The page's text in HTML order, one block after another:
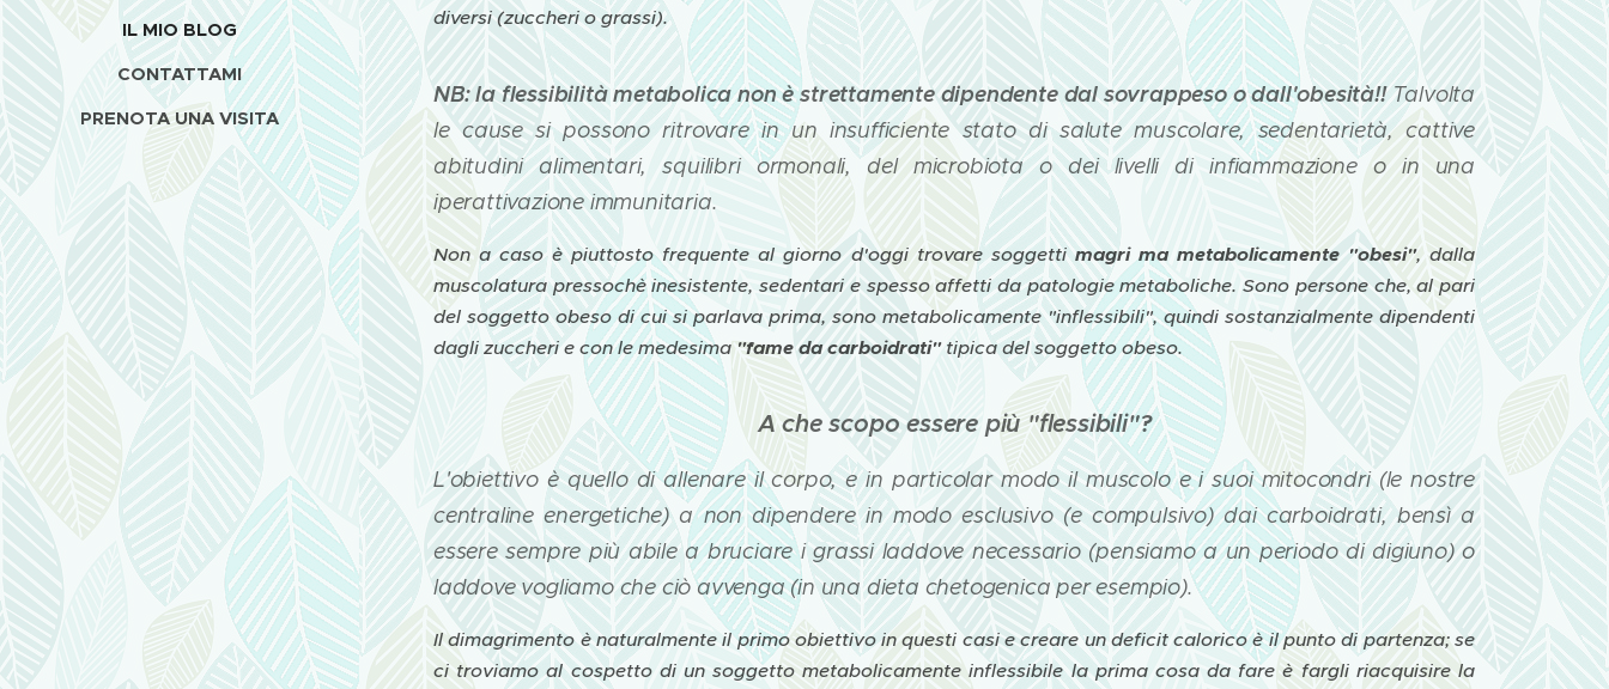
IL MIO BLOG
CONTATTAMI
PRENOTA UNA VISITA
diversi (zuccheri o grassi).
NB: la flessibilità metabolica non è strettamente dipendente dal sovrappeso o dall'obesità!!Talvolta
le cause si possono ritrovare in un insufficiente stato di salute muscolare, sedentarietà, cattive
abitudini alimentari, squilibri ormonali, del microbiota o dei livelli di infiammazione o in una
iperattivazione immunitaria.
Non a caso è piuttosto frequente al giorno d'oggi trovare soggettimagri ma metabolicamente "obesi", dalla
muscolatura pressochè inesistente, sedentari e spesso affetti da patologie metaboliche. Sono persone che, al pari
del soggetto obeso di cui si parlava prima, sono metabolicamente "inflessibili", quindi sostanzialmente dipendenti
dagli zuccheri e con le medesima"fame da carboidrati"tipica del soggetto obeso.
A che scopo essere più "flessibili"?
L'obiettivo è quello di allenare il corpo, e in particolar modo il muscolo e i suoi mitocondri (le nostre
centraline energetiche) a non dipendere in modo esclusivo (e compulsivo) dai carboidrati, bensì a
essere sempre più abile a bruciare i grassi laddove necessario (pensiamo a un periodo di digiuno) o
laddove vogliamo che ciò avvenga (in una dieta chetogenica per esempio).
Il dimagrimento è naturalmente il primo obiettivo in questi casi e creare un deficit calorico è il punto di partenza; se
ci troviamo al cospetto di un soggetto metabolicamente inflessibile la prima cosa da fare è fargli riacquisire la